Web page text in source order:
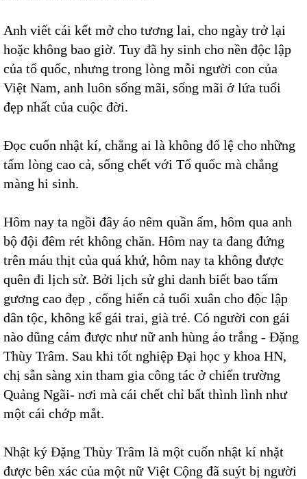
Anh viết cái kết mở cho tương lai, cho ngày trở lại
hoặc không bao giờ. Tuy đã hy sinh cho nền độc lập
của tổ quốc, nhưng trong lòng mỗi người con của
Việt Nam, anh luôn sống mãi, sống mãi ở lứa tuổi
đẹp nhất của cuộc đời.
Đọc cuốn nhật kí, chẳng ai là không đổ lệ cho những
tấm lòng cao cả, sống chết với Tổ quốc mà chẳng
màng hi sinh.
Hôm nay ta ngồi đây áo nêm quần ấm, hôm qua anh
bộ đội đêm rét không chăn. Hôm nay ta đang đứng
trên máu thịt của quá khứ, hôm nay ta không được
quên đi lịch sử. Bởi lịch sử ghi danh biết bao tấm
gương cao đẹp , cống hiến cả tuổi xuân cho độc lập
dân tộc, không kể gái trai, già trẻ. Có người con gái
nào dũng cảm được như nữ anh hùng áo trắng - Đặng
Thùy Trâm. Sau khi tốt nghiệp Đại học y khoa HN,
chị sẵn sàng xin tham gia công tác ở chiến trường
Quảng Ngãi- nơi mà cái chết chỉ bất thình lình như
một cái chớp mắt.
Nhật ký Đặng Thùy Trâm là một cuốn nhật kí nhặt
được bên xác của một nữ Việt Cộng đã suýt bị người